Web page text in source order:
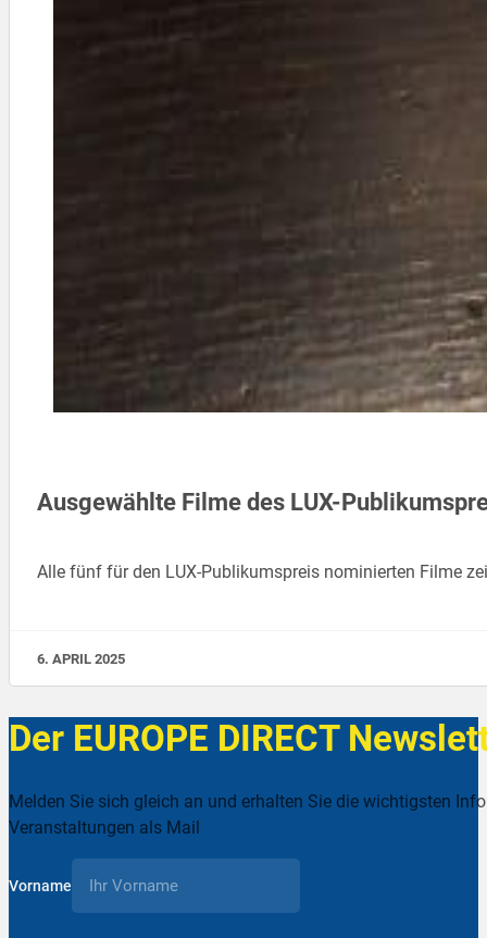
Ausgewählte Filme des LUX-
Alle fünf für den LUX-Publikumspreis nominierten Filme
6. APRIL 2025
Der EUROPE DIRECT
Melden Sie sich gleich an und erhalten Sie die wichtigsten
Veranstaltungen als Mail
Vorname